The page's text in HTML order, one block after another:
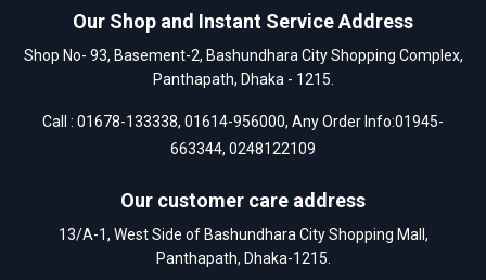
Our Shop and Instant Service Address
Shop No- 93, Basement-2, Bashundhara City Shopping Complex,
Panthapath, Dhaka - 1215.
Call : 01678-133338, 01614-956000, Any Order Info:01945-
663344, 0248122109
Our customer care address
13/A-1, West Side of Bashundhara City Shopping Mall,
Panthapath, Dhaka-1215.